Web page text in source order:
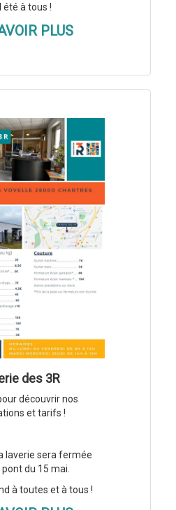
été à tous !
PLUS
des 3R
découvrir nos
et tarifs !
laverie sera fermée
du 15 mai.
à toutes et à tous !